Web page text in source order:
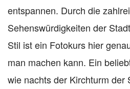
entspannen. Durch die
Sehenswürdigkeiten der
Stil ist ein Fotokurs hier
man machen kann. Ein
wie nachts der Kirchturm der